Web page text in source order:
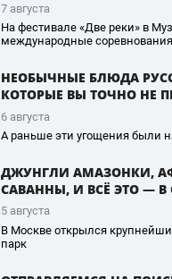
7 августа
На фестивале «Две реки» в
международные
НЕОБЫЧНЫЕ БЛЮДА
КОТОРЫЕ ВЫ ТОЧНО НЕ
6 августа
А раньше эти угощения были
ДЖУНГЛИ АМАЗОНКИ,
САВАННЫ, И ВСЁ ЭТО —
5 августа
В Москве открылся
парк